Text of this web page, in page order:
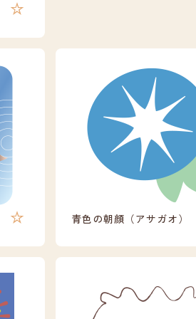
青色の朝顔（アサガオ）